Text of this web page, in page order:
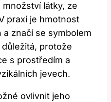
látky, ze
praxi je hmotnost
značí se symbolem
protože
s prostředím a
jevech.
ovlivnit jeho